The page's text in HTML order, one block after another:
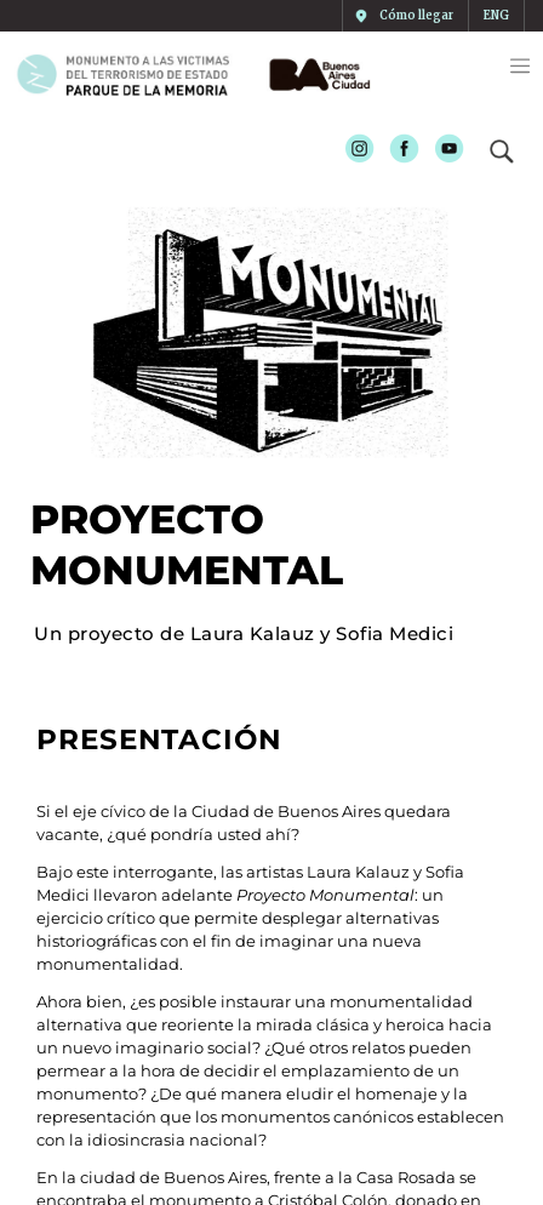
Cómo llegar ENG
InstagramFacebookYoutube
PROYECTO
MONUMENTAL
Un proyecto de Laura Kalauz y Sofia Medici
PRESENTACIÓN
Si el eje cívico de la Ciudad de Buenos Aires quedara
vacante, ¿qué pondría usted ahí?
Bajo este interrogante, las artistas Laura Kalauz y Sofia
Medici llevaron adelanteProyecto Monumental: un
ejercicio crítico que permite desplegar alternativas
historiográficas con el fin de imaginar una nueva
monumentalidad.
Ahora bien, ¿es posible instaurar una monumentalidad
alternativa que reoriente la mirada clásica y heroica hacia
un nuevo imaginario social? ¿Qué otros relatos pueden
permear a la hora de decidir el emplazamiento de un
monumento? ¿De qué manera eludir el homenaje y la
representación que los monumentos canónicos establecen
con la idiosincrasia nacional?
En la ciudad de Buenos Aires, frente a la Casa Rosada se
encontraba el monumento a Cristóbal Colón, donado en